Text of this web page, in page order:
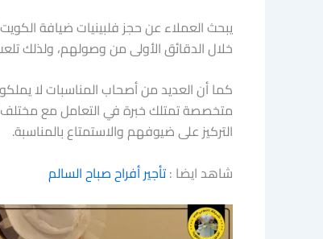
يبحث العملاء عن حجز فلبينيات ضيافة
خلال الدقائق الأولى من وصولهم، ولذلك
كما أن العديد من أصحاب المناسبات لا
متخصصة تمتلك خبرة في التعامل مع مختلف
التركيز على ضيوفهم والاستمتاع بالمناسبة.
شاهد ايضا :تأجير أفراح صباح السالم